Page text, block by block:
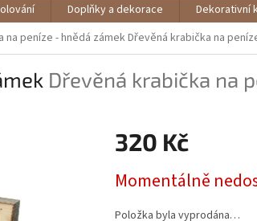
Doplňky a dekorace Dekorativní
na peníze - hnědá zámekDřevěná krabička na
Dřevěná krabička na
320 Kč
cena:
Momentálně
Položka byla vyprodána…